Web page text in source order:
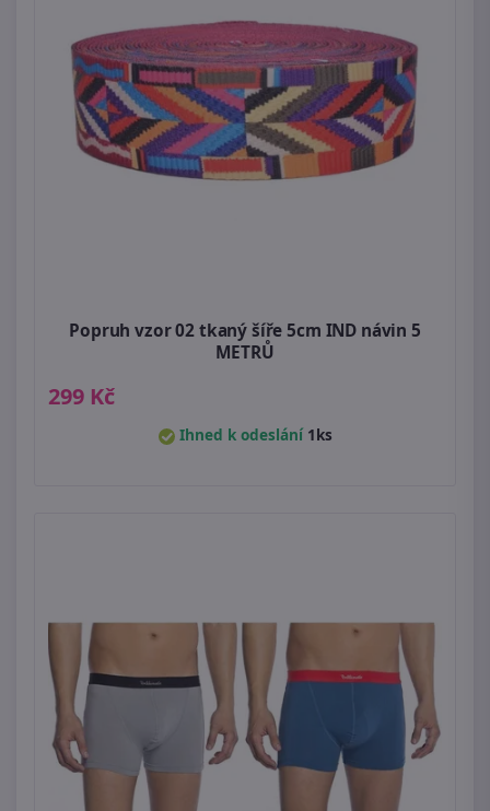
Popruh vzor 02 tkaný šíře 5cm IND návin 5
METRŮ
299 Kč
Ihned k odeslání 1ks